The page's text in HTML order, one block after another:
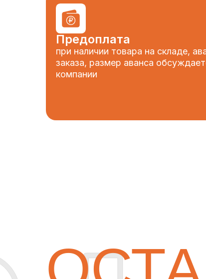
Предоплата
при наличии товара на складе,
заказа, размер аванса
компании